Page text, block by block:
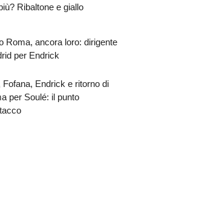
Ribaltone e giallo
Roma, ancora loro: dirigente
per Endrick
Fofana, Endrick e ritorno di
per Soulé: il punto